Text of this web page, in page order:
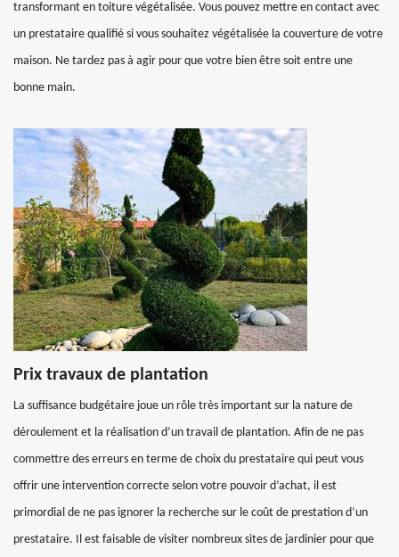
transformant en toiture végétalisée. Vous pouvez mettre en contact avec
un prestataire qualifié si vous souhaitez végétalisée la couverture de votre
maison. Ne tardez pas à agir pour que votre bien être soit entre une
bonne main.
Prix travaux de plantation
La suffisance budgétaire joue un rôle très important sur la nature de
déroulement et la réalisation d’un travail de plantation. Afin de ne pas
commettre des erreurs en terme de choix du prestataire qui peut vous
offrir une intervention correcte selon votre pouvoir d’achat, il est
primordial de ne pas ignorer la recherche sur le coût de prestation d’un
prestataire. Il est faisable de visiter nombreux sites de jardinier pour que